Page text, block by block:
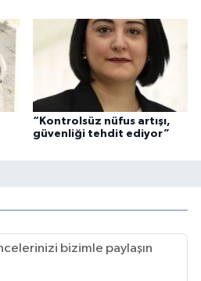
“Kontrolsüz nüfus artışı,
güvenliği tehdit ediyor”